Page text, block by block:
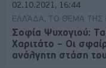
02.10.2021, 16:44
ΕΛΛΆΔΑ, ΤΟ ΘΈΜΑ ΤΗΣ
Σοφία Ψυχογιού:
Χαριτάτο – Οι
ανάλγητη στάση